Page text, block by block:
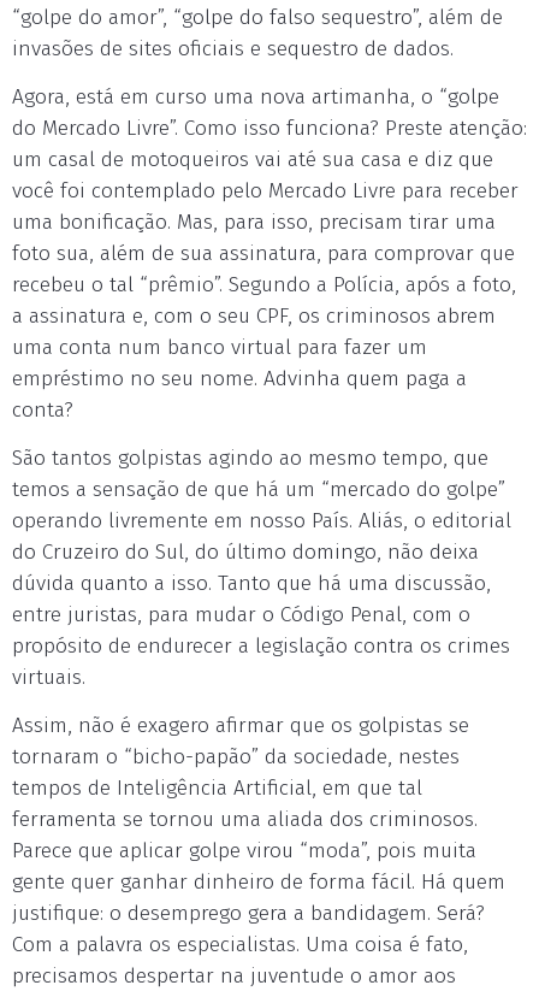
“golpe do amor”, “golpe do falso sequestro”, além de
invasões de sites oficiais e sequestro de dados.
Agora, está em curso uma nova artimanha, o “golpe
do Mercado Livre”. Como isso funciona? Preste atenção:
um casal de motoqueiros vai até sua casa e diz que
você foi contemplado pelo Mercado Livre para receber
uma bonificação. Mas, para isso, precisam tirar uma
foto sua, além de sua assinatura, para comprovar que
recebeu o tal “prêmio”. Segundo a Polícia, após a foto,
a assinatura e, com o seu CPF, os criminosos abrem
uma conta num banco virtual para fazer um
empréstimo no seu nome. Advinha quem paga a
conta?
São tantos golpistas agindo ao mesmo tempo, que
temos a sensação de que há um “mercado do golpe”
operando livremente em nosso País. Aliás, o editorial
do Cruzeiro do Sul, do último domingo, não deixa
dúvida quanto a isso. Tanto que há uma discussão,
entre juristas, para mudar o Código Penal, com o
propósito de endurecer a legislação contra os crimes
virtuais.
Assim, não é exagero afirmar que os golpistas se
tornaram o “bicho-papão” da sociedade, nestes
tempos de Inteligência Artificial, em que tal
ferramenta se tornou uma aliada dos criminosos.
Parece que aplicar golpe virou “moda”, pois muita
gente quer ganhar dinheiro de forma fácil. Há quem
justifique: o desemprego gera a bandidagem. Será?
Com a palavra os especialistas. Uma coisa é fato,
precisamos despertar na juventude o amor aos